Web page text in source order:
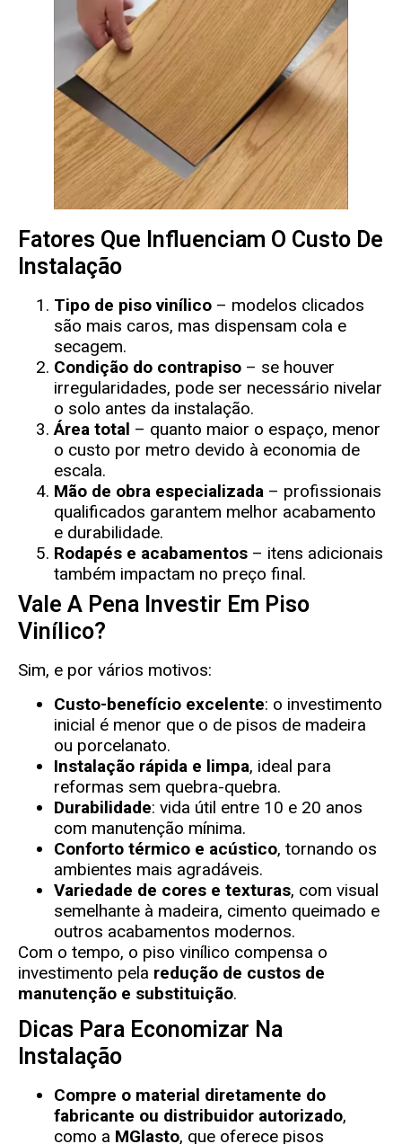
Fatores Que Influenciam O Custo De
Instalação
Tipo de piso vinílico – modelos clicados
são mais caros, mas dispensam cola e
secagem.
Condição do contrapiso – se houver
irregularidades, pode ser necessário nivelar
o solo antes da instalação.
Área total – quanto maior o espaço, menor
o custo por metro devido à economia de
escala.
Mão de obra especializada – profissionais
qualificados garantem melhor acabamento
e durabilidade.
Rodapés e acabamentos – itens adicionais
também impactam no preço final.
Vale A Pena Investir Em Piso
Vinílico?
Sim, e por vários motivos:
Custo-benefício excelente: o investimento
inicial é menor que o de pisos de madeira
ou porcelanato.
Instalação rápida e limpa, ideal para
reformas sem quebra-quebra.
Durabilidade: vida útil entre 10 e 20 anos
com manutenção mínima.
Conforto térmico e acústico, tornando os
ambientes mais agradáveis.
Variedade de cores e texturas, com visual
semelhante à madeira, cimento queimado e
outros acabamentos modernos.
Com o tempo, o piso vinílico compensa o
investimento pela redução de custos de
manutenção e substituição.
Dicas Para Economizar Na
Instalação
Compre o material diretamente do
fabricante ou distribuidor autorizado,
como a MGlasto, que oferece pisos